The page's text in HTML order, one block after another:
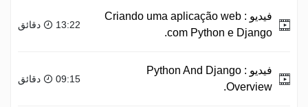
فيديو : Criando uma aplicação web
com Python e Django.
13:22 دقائق
فيديو : Python And Django
Overview.
09:15 دقائق